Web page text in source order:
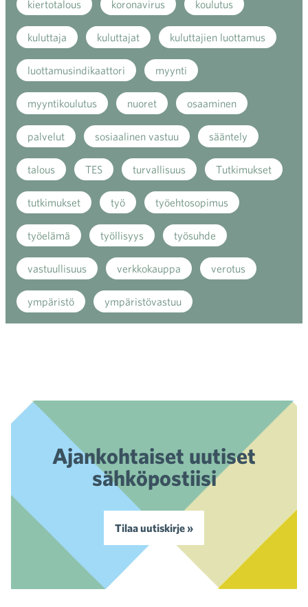
kiertotalous koronavirus koulutus
kuluttaja kuluttajat kuluttajien luottamus
luottamusindikaattori myynti
myyntikoulutus nuoret osaaminen
palvelut sosiaalinen vastuu sääntely
talous TES turvallisuus Tutkimukset
tutkimukset työ työehtosopimus
työelämä työllisyys työsuhde
vastuullisuus verkkokauppa verotus
ympäristö ympäristövastuu
Ajankohtaiset uutiset
sähköpostiisi
Tilaa uutiskirje »